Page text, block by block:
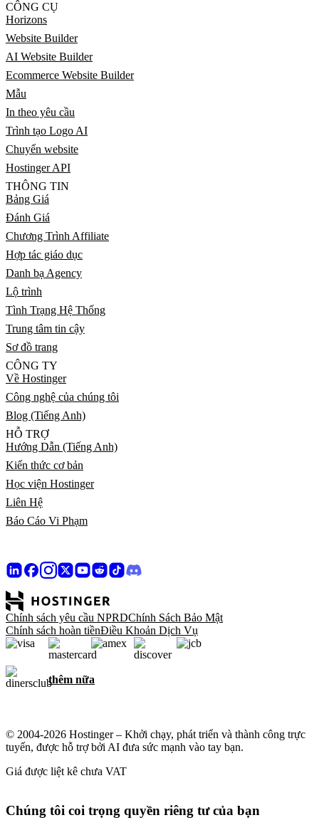
CÔNG CỤ
Horizons
Website Builder
AI Website Builder
Ecommerce Website Builder
Mẫu
In theo yêu cầu
Trình tạo Logo AI
Chuyển website
Hostinger API
THÔNG TIN
Bảng Giá
Đánh Giá
Chương Trình Affiliate
Hợp tác giáo dục
Danh bạ Agency
Lộ trình
Tình Trạng Hệ Thống
Trung tâm tin cậy
Sơ đồ trang
CÔNG TY
Về Hostinger
Công nghệ của chúng tôi
Blog (Tiếng Anh)
HỖ TRỢ
Hướng Dẫn (Tiếng Anh)
Kiến thức cơ bản
Học viện Hostinger
Liên Hệ
Báo Cáo Vi Phạm
Chính sách yêu cầu NPRDChính Sách Bảo Mật
Chính sách hoàn tiềnĐiều Khoản Dịch Vụ
thêm nữa
© 2004-2026 Hostinger – Khởi chạy, phát triển và thành công trực
tuyến, được hỗ trợ bởi AI đưa sức mạnh vào tay bạn.
Giá được liệt kê chưa VAT
Chúng tôi coi trọng quyền riêng tư của bạn